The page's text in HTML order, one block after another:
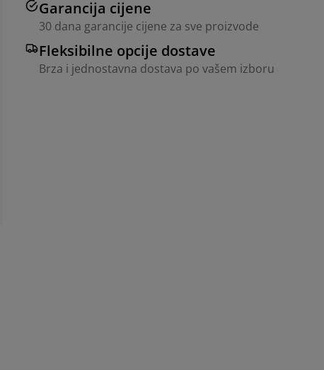
Garancija cijene
30 dana garancije cijene za sve proizvode
Fleksibilne opcije dostave
Brza i jednostavna dostava po vašem izboru